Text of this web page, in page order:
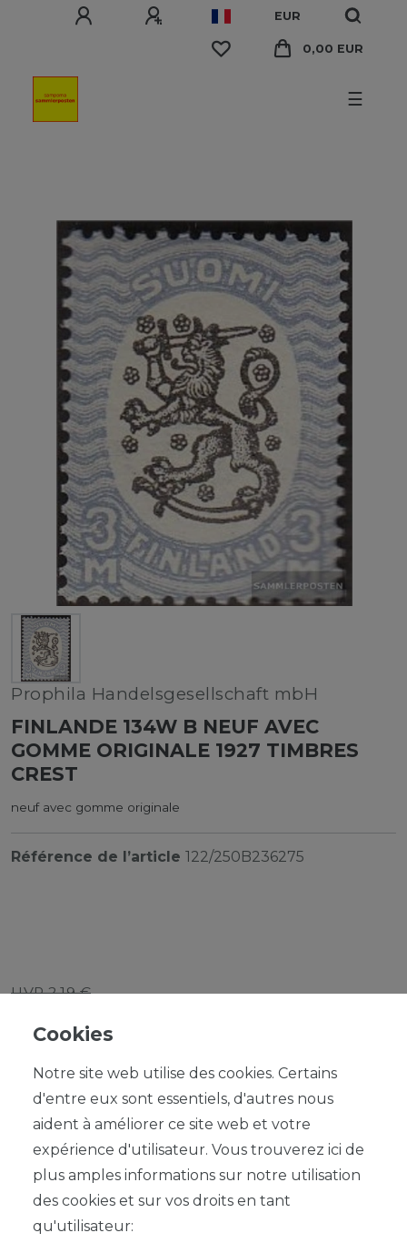
EUR
0,00 EUR
☰
Prophila Handelsgesellschaft mbH
FINLANDE 134W B NEUF AVEC
GOMME ORIGINALE 1927 TIMBRES
CREST
neuf avec gomme originale
Référence de l’article 122/250B236275
UVP 2,19 €
DANS LE PANIER
Cookies
Notre site web utilise des cookies. Certains
d'entre eux sont essentiels, d'autres nous
aident à améliorer ce site web et votre
expérience d'utilisateur. Vous trouverez ici de
plus amples informations sur notre utilisation
des cookies et sur vos droits en tant
qu'utilisateur: